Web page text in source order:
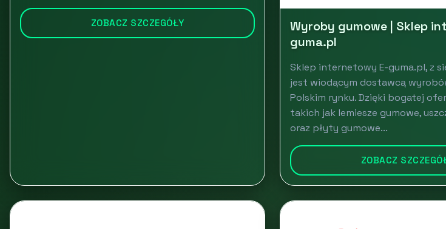
ZOBACZ SZCZEGÓŁY
Wyroby gumowe | Sklep
guma.pl
Sklep internetowy E-guma.pl, z
jest wiodącym dostawcą
Polskim rynku. Dzięki bogatej
takich jak lemiesze gumowe,
oraz płyty gumowe...
ZOBACZ